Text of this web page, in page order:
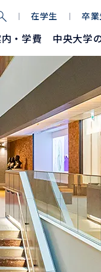
在学生 卒
・学費 中央大学